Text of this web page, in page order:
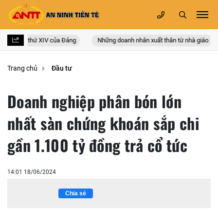
lần thứ XIV của Đảng Những doanh nhân xuất thân từ nhà giáo
Trang chủ Đầu tư
Doanh nghiệp phân bón lớn
nhất sàn chứng khoán sắp chi
gần 1.100 tỷ đồng trả cổ tức
14:01 18/06/2024
Chia sẻ